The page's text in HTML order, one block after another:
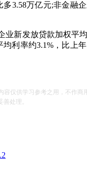
3.58万亿元;非金融
新发放贷款加权平均
利率约3.1%，比上
仅供学习参考之用，不作商
处理。